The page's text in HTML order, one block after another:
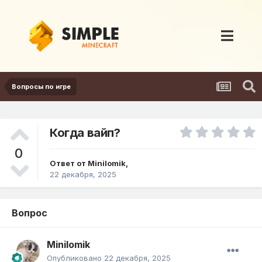
Вопросы по игре
0
Когда вайп?
Ответ от Minilomik,
22 декабря, 2025
Вопрос
Minilomik
Опубликовано 22 декабря, 2025